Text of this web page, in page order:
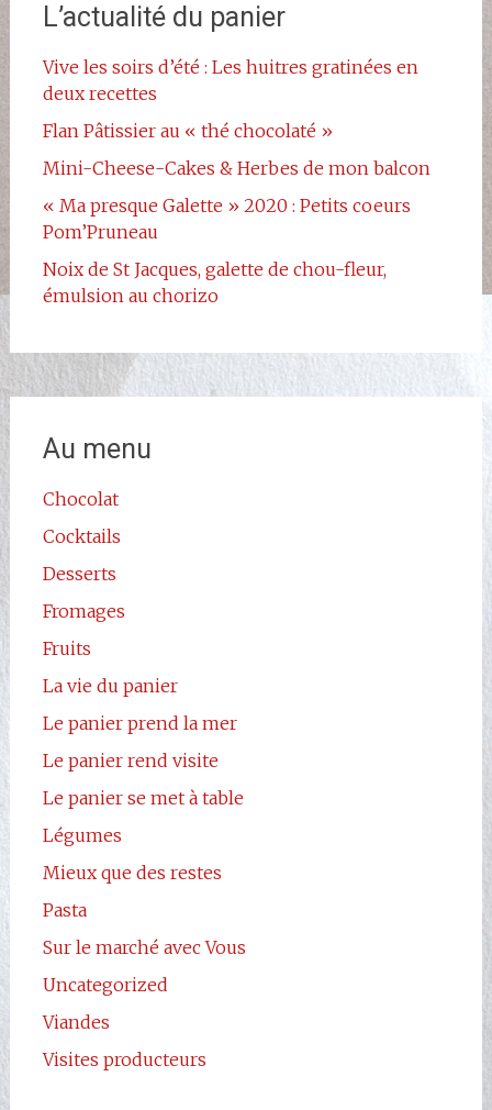
L’actualité du panier
Vive les soirs d’été : Les huitres gratinées en
deux recettes
Flan Pâtissier au « thé chocolaté »
Mini-Cheese-Cakes & Herbes de mon balcon
« Ma presque Galette » 2020 : Petits coeurs
Pom’Pruneau
Noix de St Jacques, galette de chou-fleur,
émulsion au chorizo
Au menu
Chocolat
Cocktails
Desserts
Fromages
Fruits
La vie du panier
Le panier prend la mer
Le panier rend visite
Le panier se met à table
Légumes
Mieux que des restes
Pasta
Sur le marché avec Vous
Uncategorized
Viandes
Visites producteurs